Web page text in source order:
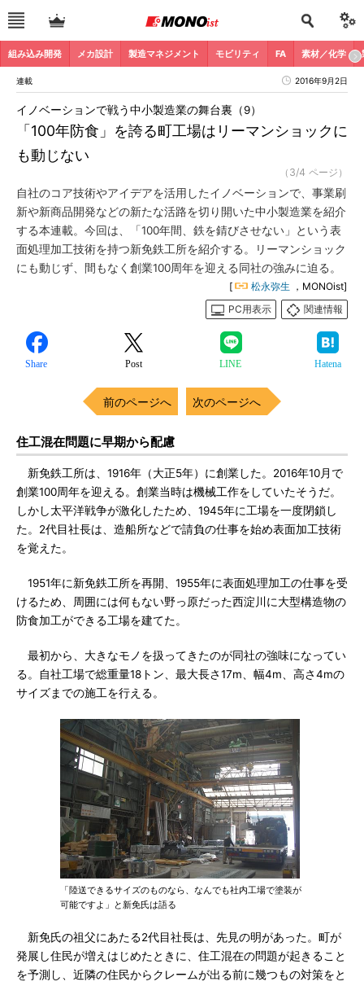
組み込み開発 メカ設計 製造マネジメント モビリティ FA 素材／化学
連載 2016年9月2日
「100年防食」を誇る町工場はリーマンショックに
も動じない
イノベーションで戦う中小製造業の舞台裏（9）
（3/4 ページ）
自社のコア技術やアイデアを活用したイノベーションで、事業刷
新や新商品開発などの新たな活路を切り開いた中小製造業を紹介
する本連載。今回は、「100年間、鉄を錆びさせない」という表
面処理加工技術を持つ新免鉄工所を紹介する。リーマンショック
にも動じず、間もなく創業100周年を迎える同社の強みに迫る。
[ 松永弥生 ，MONOist]
PC用表示
関連情報
Share Post LINE Hatena
前のページへ 次のページへ
住工混在問題に早期から配慮
新免鉄工所は、1916年（大正5年）に創業した。2016年10月で
創業100周年を迎える。創業当時は機械工作をしていたそうだ。
しかし太平洋戦争が激化したため、1945年に工場を一度閉鎖し
た。2代目社長は、造船所などで請負の仕事を始め表面加工技術
を覚えた。
1951年に新免鉄工所を再開、1955年に表面処理加工の仕事を受
けるため、周囲には何もない野っ原だった西淀川に大型構造物の
防食加工ができる工場を建てた。
最初から、大きなモノを扱ってきたのが同社の強味になってい
る。自社工場で総重量18トン、最大長さ17m、幅4m、高さ4mの
サイズまでの施工を行える。
「陸送できるサイズのものなら、なんでも社内工場で塗装が
可能ですよ」と新免氏は語る
新免氏の祖父にあたる2代目社長は、先見の明があった。町が
発展し住民が増えはじめたときに、住工混在の問題が起きること
を予測し、近隣の住民からクレームが出る前に幾つもの対策をと